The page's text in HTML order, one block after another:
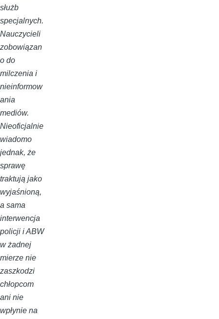
służb
specjalnych.
Nauczycieli
zobowiązan
o do
milczenia i
nieinformow
ania
mediów.
Nieoficjalnie
wiadomo
jednak, że
sprawę
traktują jako
wyjaśnioną,
a sama
interwencja
policji i ABW
w żadnej
mierze nie
zaszkodzi
chłopcom
ani nie
wpłynie na